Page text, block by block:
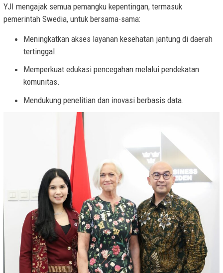
YJI mengajak semua pemangku kepentingan, termasuk
pemerintah Swedia, untuk bersama-sama:
Meningkatkan akses layanan kesehatan jantung di daerah
tertinggal.
Memperkuat edukasi pencegahan melalui pendekatan
komunitas.
Mendukung penelitian dan inovasi berbasis data.